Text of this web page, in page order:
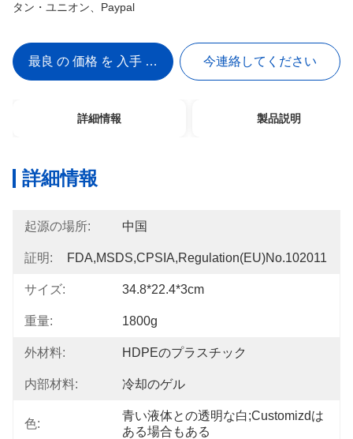
タン・ユニオン、Paypal
最良 の 価格 を 入手 する 今連絡してください
詳細情報 製品説明
詳細情報
起源の場所: 中国
証明: FDA,MSDS,CPSIA,Regulation(EU)no.102011
サイズ: 34.8*22.4*3cm
重量: 1800g
外材料: HDPEのプラスチック
内部材料: 冷却のゲル
色:
青い液体との透明な白;customizdは
ある場合もある